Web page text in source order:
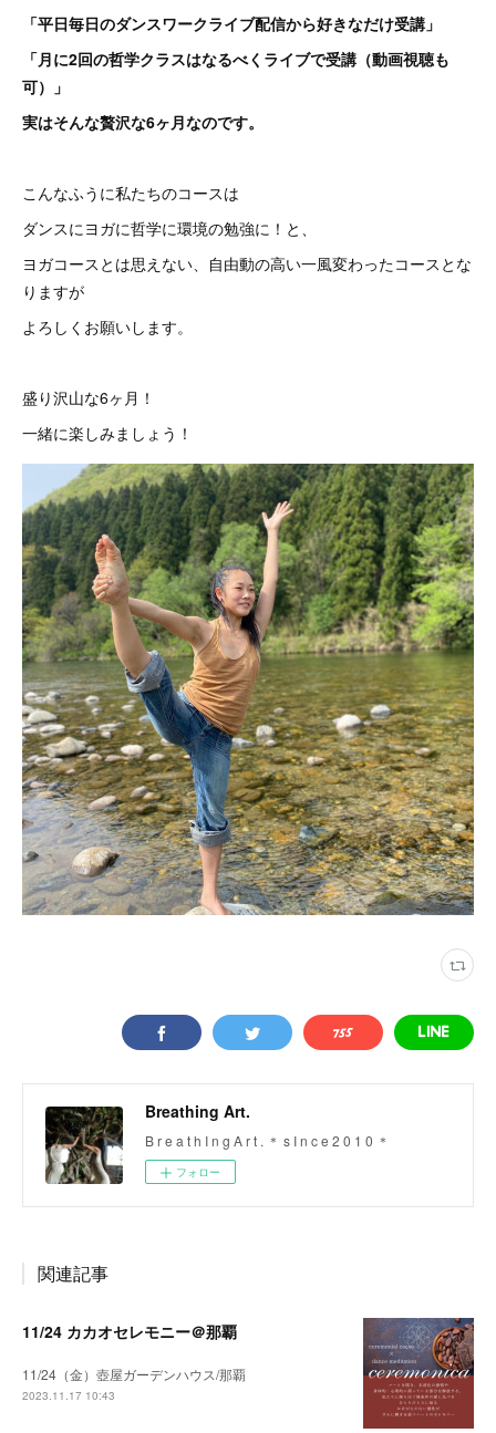
「平日毎日のダンスワークライブ配信から好きなだけ受講」
「月に2回の哲学クラスはなるべくライブで受講（動画視聴も
可）」
実はそんな贅沢な6ヶ月なのです。
こんなふうに私たちのコースは
ダンスにヨガに哲学に環境の勉強に！と、
ヨガコースとは思えない、自由動の高い一風変わったコースとな
りますが
よろしくお願いします。
盛り沢山な6ヶ月！
一緒に楽しみましょう！
Breathing Art.
B r e a t h I n g A r t . ＊ s I n c e 2 0 1 0 ＊
フォロー
関連記事
11/24 カカオセレモニー＠那覇
11/24（金）壺屋ガーデンハウス/那覇
2023.11.17 10:43